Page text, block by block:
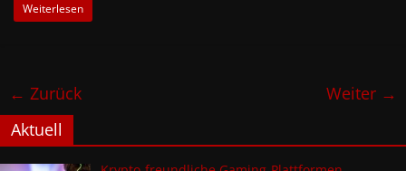
Weiterlesen
← Zurück
Weiter →
Aktuell